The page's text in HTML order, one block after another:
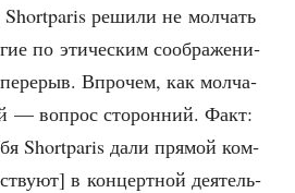
реши­ли не мол­чать
по эти­че­ским сооб­ра­же­ни­
Впро­чем, как мол­ча­
— вопрос сто­рон­ний. Факт:
Shortparis дали пря­мой ком­
в кон­церт­ной дея­тель­